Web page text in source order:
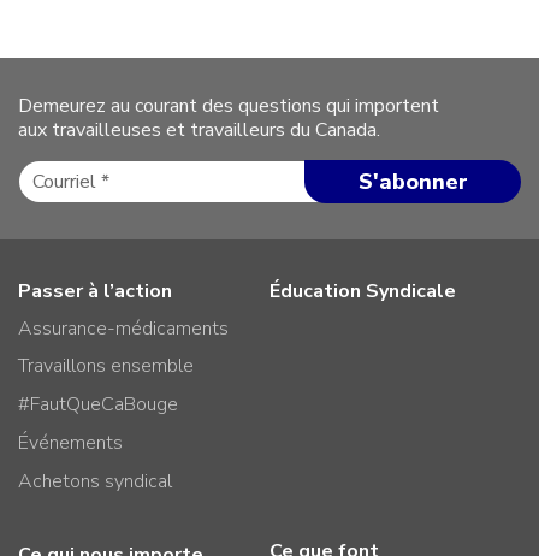
Demeurez au courant des questions qui importent
aux travailleuses et travailleurs du Canada.
Passer à l’action
Assurance-médicaments
Travaillons ensemble
#FautQueCaBouge
Événements
Achetons syndical
Éducation Syndicale